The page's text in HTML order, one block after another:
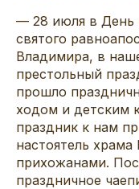
— 28 июля в День
святого
Владимира, в
престольный
прошло
ходом и детским
праздник к нам
настоятель
прихожанами.
праздничное